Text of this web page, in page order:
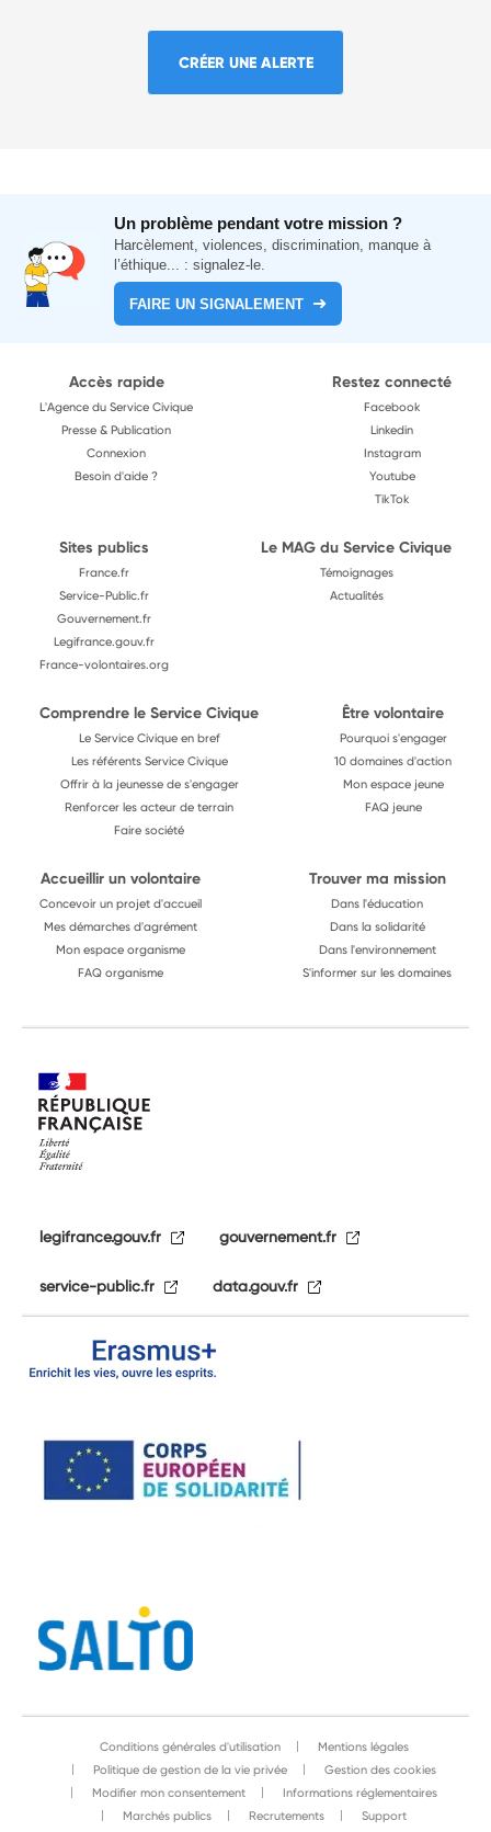
CRÉER UNE ALERTE
Un problème pendant votre mission ?
Harcèlement, violences, discrimination, manque à
l’éthique... : signalez-le.
FAIRE UN SIGNALEMENT
Accès rapide
L'Agence du Service Civique
Presse & Publication
Connexion
Besoin d'aide ?
Restez connecté
Facebook
Linkedin
Instagram
Youtube
TikTok
Sites publics
France.fr
Service-Public.fr
Gouvernement.fr
Legifrance.gouv.fr
France-volontaires.org
Le MAG du Service Civique
Témoignages
Actualités
Comprendre le Service Civique
Le Service Civique en bref
Les référents Service Civique
Offrir à la jeunesse de s'engager
Renforcer les acteur de terrain
Faire société
Être volontaire
Pourquoi s'engager
10 domaines d'action
Mon espace jeune
FAQ jeune
Accueillir un volontaire
Concevoir un projet d'accueil
Mes démarches d'agrément
Mon espace organisme
FAQ organisme
Trouver ma mission
Dans l'éducation
Dans la solidarité
Dans l'environnement
S'informer sur les domaines
legifrance.gouv.fr gouvernement.fr
service-public.fr data.gouv.fr
Conditions générales d'utilisation
Mentions légales
Politique de gestion de la vie privée
Gestion des cookies
Modifier mon consentement
Informations réglementaires
Marchés publics
Recrutements
Support